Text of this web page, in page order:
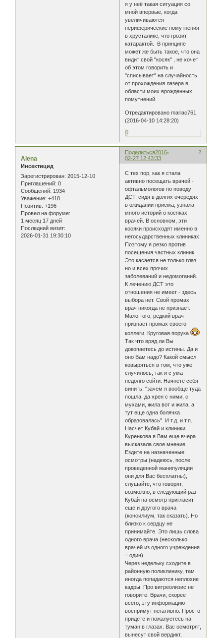
я у неё такая ситуация со
мной впервые, когда
увеличиваются
периферические помутнения
в хрусталике, что грозит
катарактой. В принципе
может же быть такое, что она
видит свой "косяк" , не хочет
об этом говорить и
"списывает" на случайность
от прохождения лазера в
области моих врожденных
помутнений.
Отредактировано mariac761
(2016-04-10 14:28:20)
0
Поделиться 2
2016-
02-27 12:43:33
Alena
Инсектицид
Зарегистрирован: 2015-12-10
Приглашений: 0
Сообщений: 1934
Уважение: +418
Позитив: +196
Провел на форуме:
1 месяц 17 дней
Последний визит:
2026-01-31 19:30:10
С тех пор, как я стала
активно посещать врачей -
офтальмологов по поводу
ДСТ, сидя в долгих очередях
в ожидании приема, узнала
много историй о косяках
врачей. В основном, эти
косяки происходят именно в
негосударственных клиниках.
Поэтому я резко против
посещения частных клиник.
Это касается не только глаз,
но и всех прочих
заболеваний и недомоганий.
К лечению ДСТ это
отношения не имеет - здесь
выбора нет. Свой промах
врач никогда не признает.
Мало того, редкий врач
признает промах своего
коллеги. Круговая порука
Так что вряд ли Вы
докопаетесь до истины. Да и
оно Вам надо? Какой смысл
ковыряться в том, что уже
случилось, так и с ума
недолго сойти. Начнете себя
винить: "зачем я вообще туда
пошла, да хрен с ними, с
мухами, жила вот и жила, а
тут еще одна болячка
образовалась". И т.д. и т.п.
Насчет Кубай и клиники
Куренкова я Вам еще вчера
высказала свое мнение.
Ездите на назначенные
осмотры (надеюсь, после
проведенной манипуляции
они для Вас бесплатны),
слушайте, что говорят,
возможно, в следующий раз
Кубай на осмотр пригласит
еще и другого врача
(консилиум, так сказать). Но
близко к сердцу не
принимайте. Это лишь слова
одного врача (несколько
врачей из одного учреждения
= один).
Через недельку сходите в
районную поликлинику, там
иногда попадаются неплохие
кадры. Про витреолизис не
говорите. Врачи, скорее
всего, эту информацию
воспримут негативно. Просто
придете и пожалуетесь на
туман в глазах. Вас осмотрят,
вынесут свой вердикт,